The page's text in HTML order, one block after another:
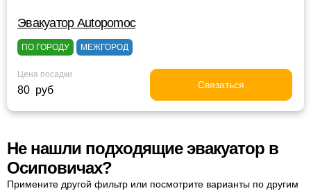
Эвакуатор Autopomoc
ПО ГОРОДУ МЕЖГОРОД
Цена посадки
80 руб Связаться
Не нашли подходящие эвакуатор в
Осиповичах?
Примените другой фильтр или посмотрите варианты по другим